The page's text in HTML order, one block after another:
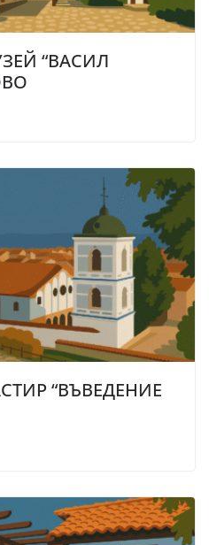
“ВАСИЛ
“ВЪВЕДЕНИЕ